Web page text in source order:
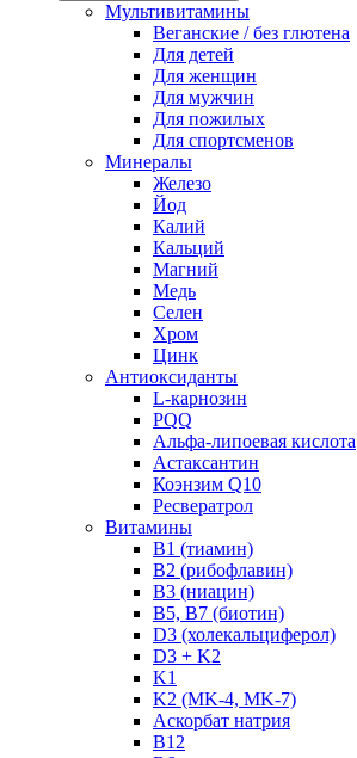
Мультивитамины
Веганские / без глютена
Для детей
Для женщин
Для мужчин
Для пожилых
Для спортсменов
Минералы
Железо
Йод
Калий
Кальций
Магний
Медь
Селен
Хром
Цинк
Антиоксиданты
L-карнозин
PQQ
Альфа-липоевая кислота
Астаксантин
Коэнзим Q10
Ресвератрол
Витамины
B1 (тиамин)
B2 (рибофлавин)
B3 (ниацин)
B5, B7 (биотин)
D3 (холекальциферол)
D3 + K2
K1
K2 (MK-4, MK-7)
Аскорбат натрия
В12